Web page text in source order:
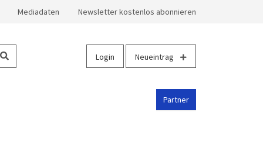
Mediadaten Newsletter kostenlos abonnieren
Login Neueintrag
Partner